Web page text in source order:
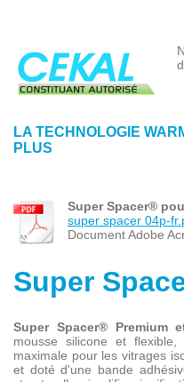
LA TECHNOLOGIE
PLUS
Super Spacer®
super spacer 04p-
Document Adobe
Super
Super Spacer® Premium
mousse silicone et
maximale pour les vitrages
et doté d'une bande